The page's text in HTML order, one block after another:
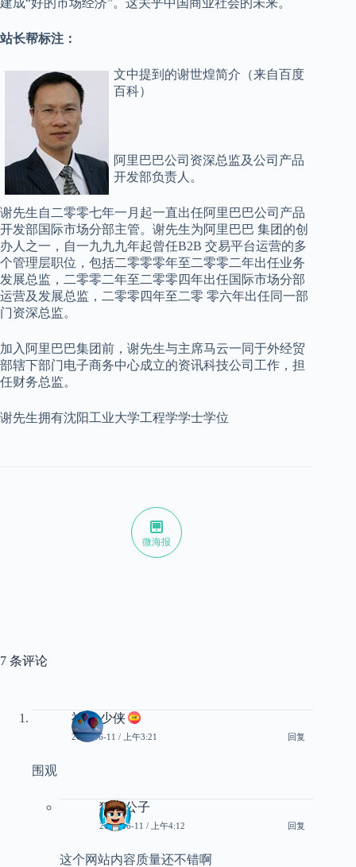
建成“好的市场经济”。这关乎中国商业社会的未来。
站长帮标注：
文中提到的谢世煌简介（来自百度
百科）
阿里巴巴公司资深总监及公司产品
开发部负责人。
谢先生自二零零七年一月起一直出任阿里巴巴公司产品
开发部国际市场分部主管。谢先生为阿里巴巴 集团的创
办人之一，自一九九九年起曾任B2B 交易平台运营的多
个管理层职位，包括二零零零年至二零零二年出任业务
发展总监，二零零二年至二零零四年出任国际市场分部
运营及发展总监，二零零四年至二零 零六年出任同一部
门资深总监。
加入阿里巴巴集团前，谢先生与主席马云一同于外经贸
部辖下部门电子商务中心成立的资讯科技公司工作，担
任财务总监。
谢先生拥有沈阳工业大学工程学学士学位
微海报
7 条评论
神经 少侠
2011-06-11 / 上午3:21 回复
围观
狐狸公子
2011-06-11 / 上午4:12 回复
这个网站内容质量还不错啊